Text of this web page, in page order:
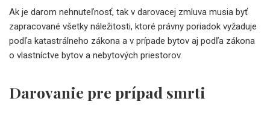
Ak je darom nehnuteľnosť, tak v darovacej zmluva musia byť
zapracované všetky náležitosti, ktoré právny poriadok vyžaduje
podľa katastrálneho zákona a v prípade bytov aj podľa zákona
o vlastníctve bytov a nebytových priestorov.
Darovanie pre prípad smrti